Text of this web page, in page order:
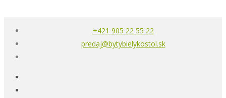
+421 905 22 55 22
predaj@bytybielykostol.sk